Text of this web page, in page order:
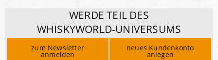
WERDE TEIL DES
WHISKYWORLD-UNIVERSUMS
zum Newsletter
anmelden
neues Kundenkonto
anlegen